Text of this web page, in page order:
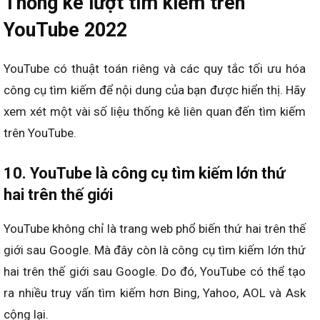
YouTube 2022
YouTube có thuật toán riêng và các quy tắc tối ưu hóa
công cụ tìm kiếm để nội dung của bạn được hiển thị. Hãy
xem xét một vài số liệu thống kê liên quan đến tìm kiếm
trên YouTube.
10. YouTube là công cụ tìm kiếm lớn thứ
hai trên thế giới
YouTube không chỉ là trang web phổ biến thứ hai trên thế
giới sau Google. Mà đây còn là công cụ tìm kiếm lớn thứ
hai trên thế giới sau Google. Do đó, YouTube có thể tạo
ra nhiều truy vấn tìm kiếm hơn Bing, Yahoo, AOL và Ask
cộng lại.